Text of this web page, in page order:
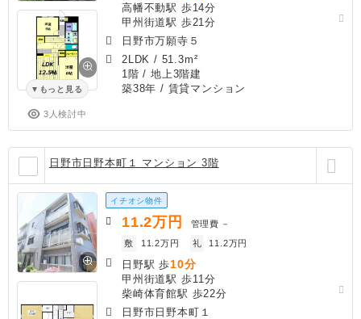
もっと見る
3人検討中
高幡不動駅 歩14分
甲州街道駅 歩21分
日野市万願寺５
2LDK / 51.3m²
1階 / 地上3階建
築38年 / 賃貸マンション
日野市日野本町１ マンション 3階
イチオシ物件
11.2万円 管理費 －
敷
11.2万円 礼 11.2万円
日野駅 歩10分
甲州街道駅 歩11分
柴崎体育館駅 歩22分
日野市日野本町１